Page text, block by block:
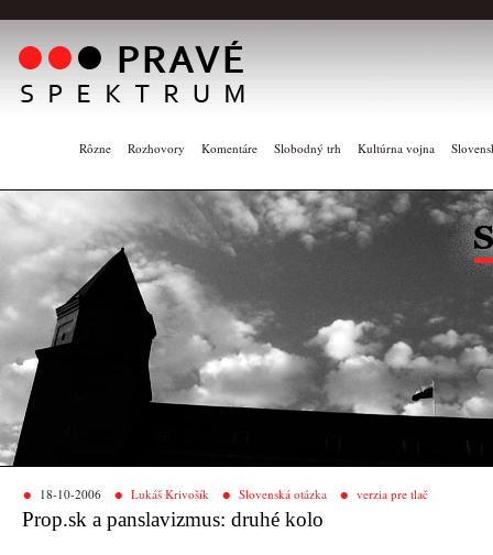
Rôzne Rozhovory Komentáre Slobodný trh Kultúrna vojna
18-10-2006 Lukáš Krivošík Slovenská otázka verzia pre tlač
Prop.sk a panslavizmus: druhé kolo